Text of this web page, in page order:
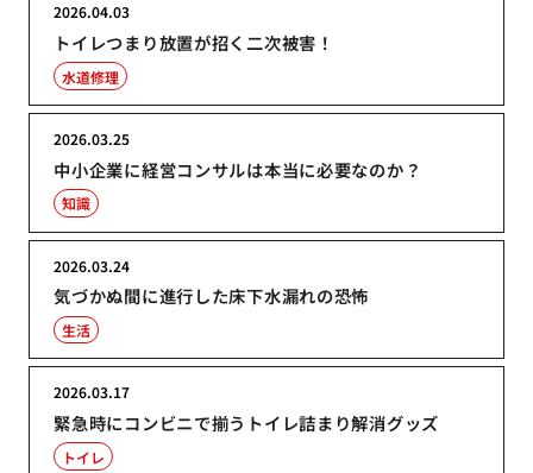
トイレつまり放置が招く二次被害！
2026.04.03
水道修理
中小企業に経営コンサルは本当に必要なのか？
2026.03.25
知識
気づかぬ間に進行した床下水漏れの恐怖
2026.03.24
生活
緊急時にコンビニで揃うトイレ詰まり解消グッズ
2026.03.17
トイレ